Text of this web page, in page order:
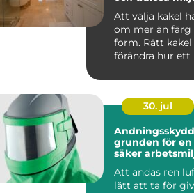
Att välja kakel
om mer än färg
form. Rätt kakel
förändra hur ett
30. jul
Andningsskydd
grunden för en
säker
Att andas ren
lätt att ta för